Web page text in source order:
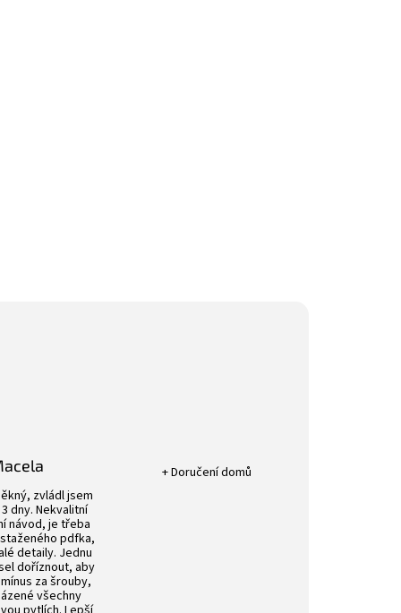
zvládl jsem
dny. Nekvalitní
návod, je třeba
pdfka,
detaily. Jednu
doříznout, aby
za šrouby,
všechny
+ Doručení domů